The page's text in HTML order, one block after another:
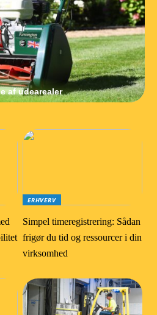
af udearealer
ERHVERV
Simpel timeregistrering: Sådan
frigør du tid og ressourcer i din
virksomhed